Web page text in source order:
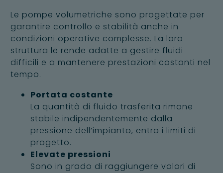
Le pompe volumetriche sono progettate per
garantire controllo e stabilità anche in
condizioni operative complesse. La loro
struttura le rende adatte a gestire fluidi
difficili e a mantenere prestazioni costanti nel
tempo.
Portata costante
La quantità di fluido trasferita rimane
stabile indipendentemente dalla
pressione dell’impianto, entro i limiti di
progetto.
Elevate pressioni
Sono in grado di raggiungere valori di